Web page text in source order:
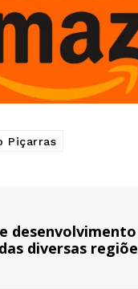
Piçarras
diversas